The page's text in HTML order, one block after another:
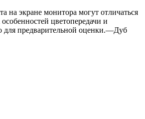
на экране монитора могут отличаться
цветопередачи и
для предварительной оценки.—Дуб